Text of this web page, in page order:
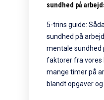
sundhed på
5-trins guide:
sundhed på
mentale sundhed
faktorer fra vores
mange timer på
blandt opgaver og